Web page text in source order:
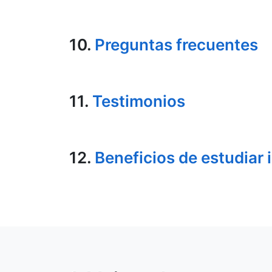
10. Preguntas frecuentes
11. Testimonios
12. Beneficios de estudiar